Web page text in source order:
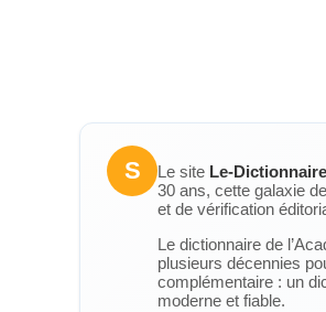
S Le site Le-
30 ans, cette galaxie
et de vérification
Le dictionnaire de
plusieurs décennies
complémentaire : un
moderne et fiable.